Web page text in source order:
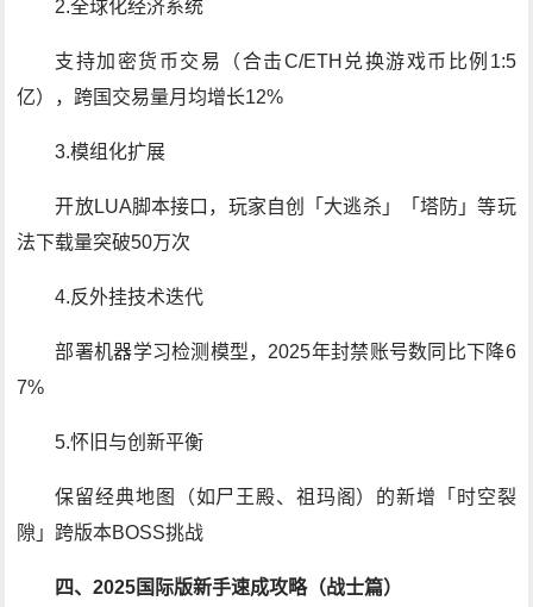
2.全球化经济系统
支持加密货币交易（合击C/ETH兑换游戏币比例1:5
亿），跨国交易量月均增长12%
3.模组化扩展
开放LUA脚本接口，玩家自创「大逃杀」「塔防」等玩
法下载量突破50万次
4.反外挂技术迭代
部署机器学习检测模型，2025年封禁账号数同比下降6
7%
5.怀旧与创新平衡
保留经典地图（如尸王殿、祖玛阁）的新增「时空裂
隙」跨版本BOSS挑战
四、2025国际版新手速成攻略（战士篇）